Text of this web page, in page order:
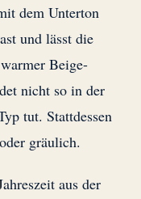
dem Unterton
und lässt die
Beige-
nicht so in der
tut. Stattdessen
gräulich.
aus der